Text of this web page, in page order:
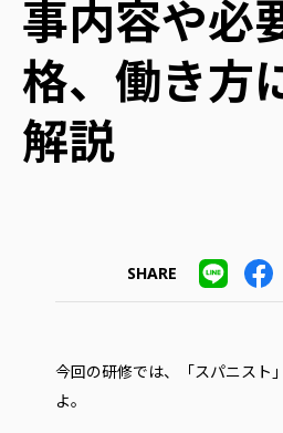
事内容や必
格、働き方
解説
SHARE
今回の研修では、「スパニスト
よ。